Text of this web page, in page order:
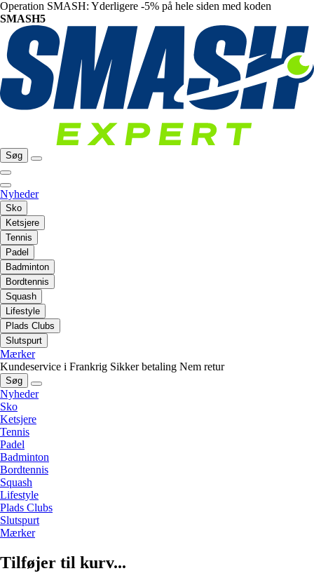
Operation SMASH: Yderligere -5% på hele siden med koden
SMASH5
Søg
Nyheder
Sko
Ketsjere
Tennis
Padel
Badminton
Bordtennis
Squash
Lifestyle
Plads Clubs
Slutspurt
Mærker
Kundeservice i Frankrig Sikker betaling Nem retur
Søg
Nyheder
Sko
Ketsjere
Tennis
Padel
Badminton
Bordtennis
Squash
Lifestyle
Plads Clubs
Slutspurt
Mærker
Tilføjer til kurv...